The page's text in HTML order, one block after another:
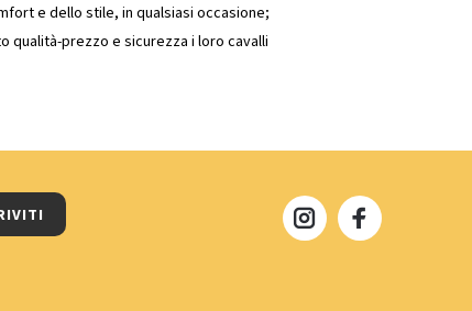
e dello stile, in qualsiasi occasione;
qualità-prezzo e sicurezza i loro cavalli